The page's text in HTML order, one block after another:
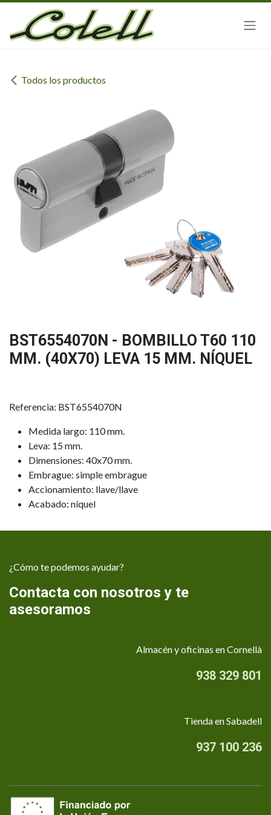
Ir al contenido
Todos los productos
BST6554070N - BOMBILLO T60 110
MM. (40X70) LEVA 15 MM. NÍQUEL
Referencia: BST6554070N
Medida largo: 110 mm.
Leva: 15 mm.
Dimensiones: 40x70 mm.
Embrague: simple embrague
Accionamiento: llave/llave
Acabado: níquel
¿Cómo te podemos ayudar?
Contacta con nosotros y te
asesoramos
Almacén y oficinas en Cornellà
938 329 801
Tienda en Sabadell
937 100 236